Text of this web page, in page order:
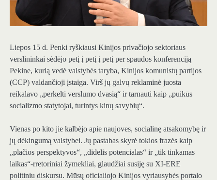
Liepos 15 d. Penki ryškiausi Kinijos privačiojo sektoriaus
verslininkai sėdėjo petį į petį į petį per spaudos konferenciją
Pekine, kurią vedė valstybės taryba, Kinijos komunistų partijos
(CCP) valdančioji įstaiga. Virš jų galvų reklaminė juosta
reikalavo „perkelti verslumo dvasią“ ir tarnauti kaip „puikūs
socializmo statytojai, turintys kinų savybių“.
Vienas po kito jie kalbėjo apie naujoves, socialinę atsakomybę ir
jų dėkingumą valstybei. Jų pastabas skyrė tokios frazės kaip
„plačios perspektyvos“, „didelis potencialas“ ir „tik tinkamas
laikas“-rretoriniai žymekliai, glaudžiai susiję su XI-ERE
politiniu diskursu. Mūsų oficialiojo Kinijos vyriausybės portalo